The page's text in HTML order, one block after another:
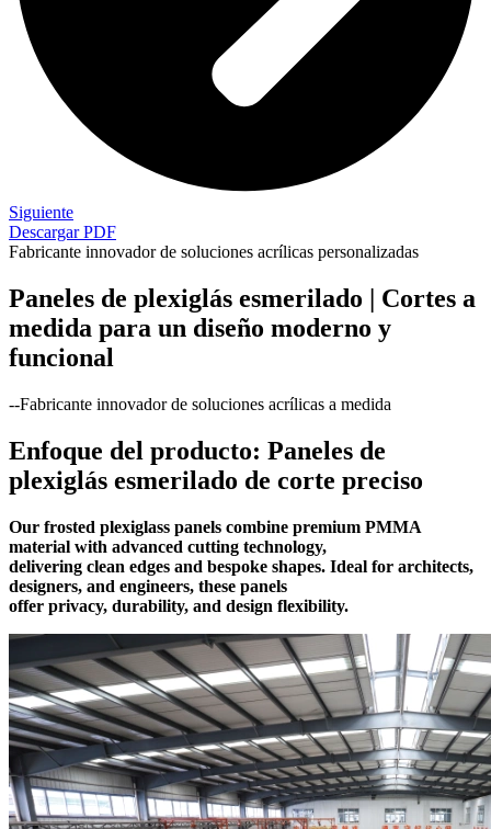
Siguiente
Descargar PDF
Fabricante innovador de soluciones acrílicas personalizadas
Paneles de plexiglás esmerilado | Cortes a
medida para un diseño moderno y
funcional
--Fabricante innovador de soluciones acrílicas a medida
Enfoque del producto: Paneles de
plexiglás esmerilado de corte preciso
Our frosted plexiglass panels combine premium PMMA
material with advanced cutting technology,
delivering clean edges and bespoke shapes. Ideal for architects,
designers, and engineers, these panels
offer privacy, durability, and design flexibility.